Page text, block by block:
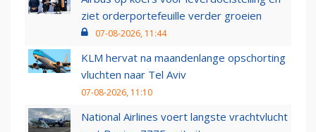
ziet orderportefeuille verder groeien
07-08-2026, 11:44
KLM hervat na maandenlange opschorting
vluchten naar Tel Aviv
07-08-2026, 11:10
National Airlines voert langste vrachtvlucht